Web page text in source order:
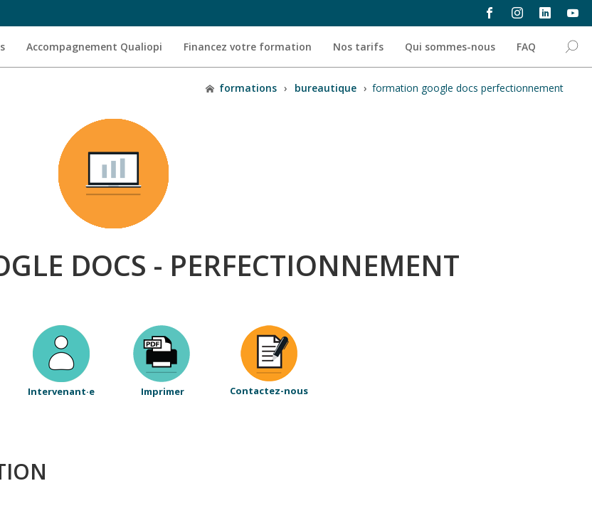
Accompagnement Qualiopi Financez votre formation Nos tarifs Qui sommes-nous FAQ
formations › bureautique › formation google docs perfectionnement
DOCS - PERFECTIONNEMENT
Intervenant·e Imprimer Contactez-nous